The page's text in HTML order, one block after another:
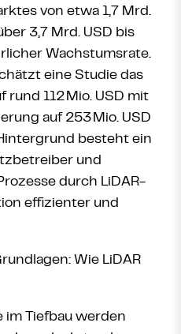
von etwa 1,7 Mrd.
3,7 Mrd. USD bis
Wachstumsrate.
eine Studie das
rund 112 Mio. USD mit
auf 253 Mio. USD
besteht ein
und
durch LiDAR-
effizienter und
Wie LiDAR
im Tiefbau werden